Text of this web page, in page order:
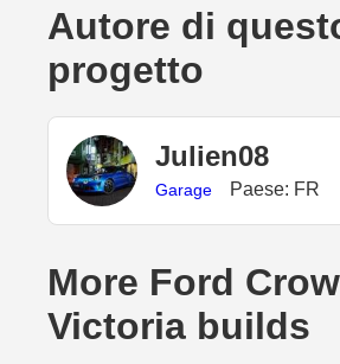
Autore di
progetto
Julien08
Garage Paese: FR
More Ford
Victoria builds